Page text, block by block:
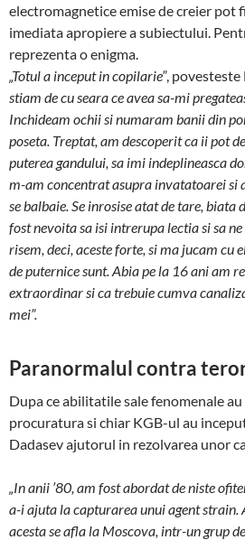
electromagnetice emise de creier pot
imediata apropiere a subiectului.
reprezenta o enig­ma.
„Totul a inceput in copilarie”, povesteste
stiam de cu seara ce avea sa-mi
Inchideam ochii si nu­maram banii din
poseta. Treptat, am descoperit ca ii pot
puterea gandului, sa imi indeplineasca
m-am concentrat asupra invatatoarei si
se balbaie. Se inrosise atat de tare, biata
fost nevoita sa isi intrerupa lectia si sa
risem, deci, aceste forte, si ma jucam cu
de puternice sunt. Abia pe la 16 ani am
extraordinar si ca tre­buie cumva
mei”.
Paranormalul contra
Dupa ce abilitatile sale fenomenale
procuratura si chiar KGB-ul au
Dadasev ajutorul in rezolvarea unor
„In anii ’80, am fost abordat de niste
a-i ajuta la capturarea unui agent
acesta se afla la Moscova, intr-un grup